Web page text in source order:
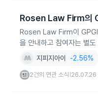
Rosen Law Firm의
Rosen Law Firm이 GPGI,
을 안내하고 참여자는 별도
지피지아이 -2.56%
2건의 연관 소식 26.07.26